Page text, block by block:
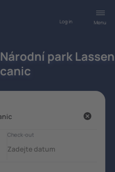
Menu
Log in
park Lassen